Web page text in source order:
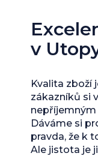
v
Kvalita zboží
zákazníků si
Dáváme si
pravda, že k
Ale jistota je